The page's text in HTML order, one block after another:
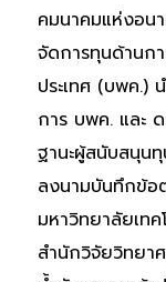
คมนาคมแห่งอน
จัดการทุนด้านก
ประเทศ (บพค.)
การ บพค. และ
ฐานะผู้สนับสนุน
ลงนามบันทึกข้อ
มหาวิทยาลัยเทค
สำนักวิจัยวิทยา